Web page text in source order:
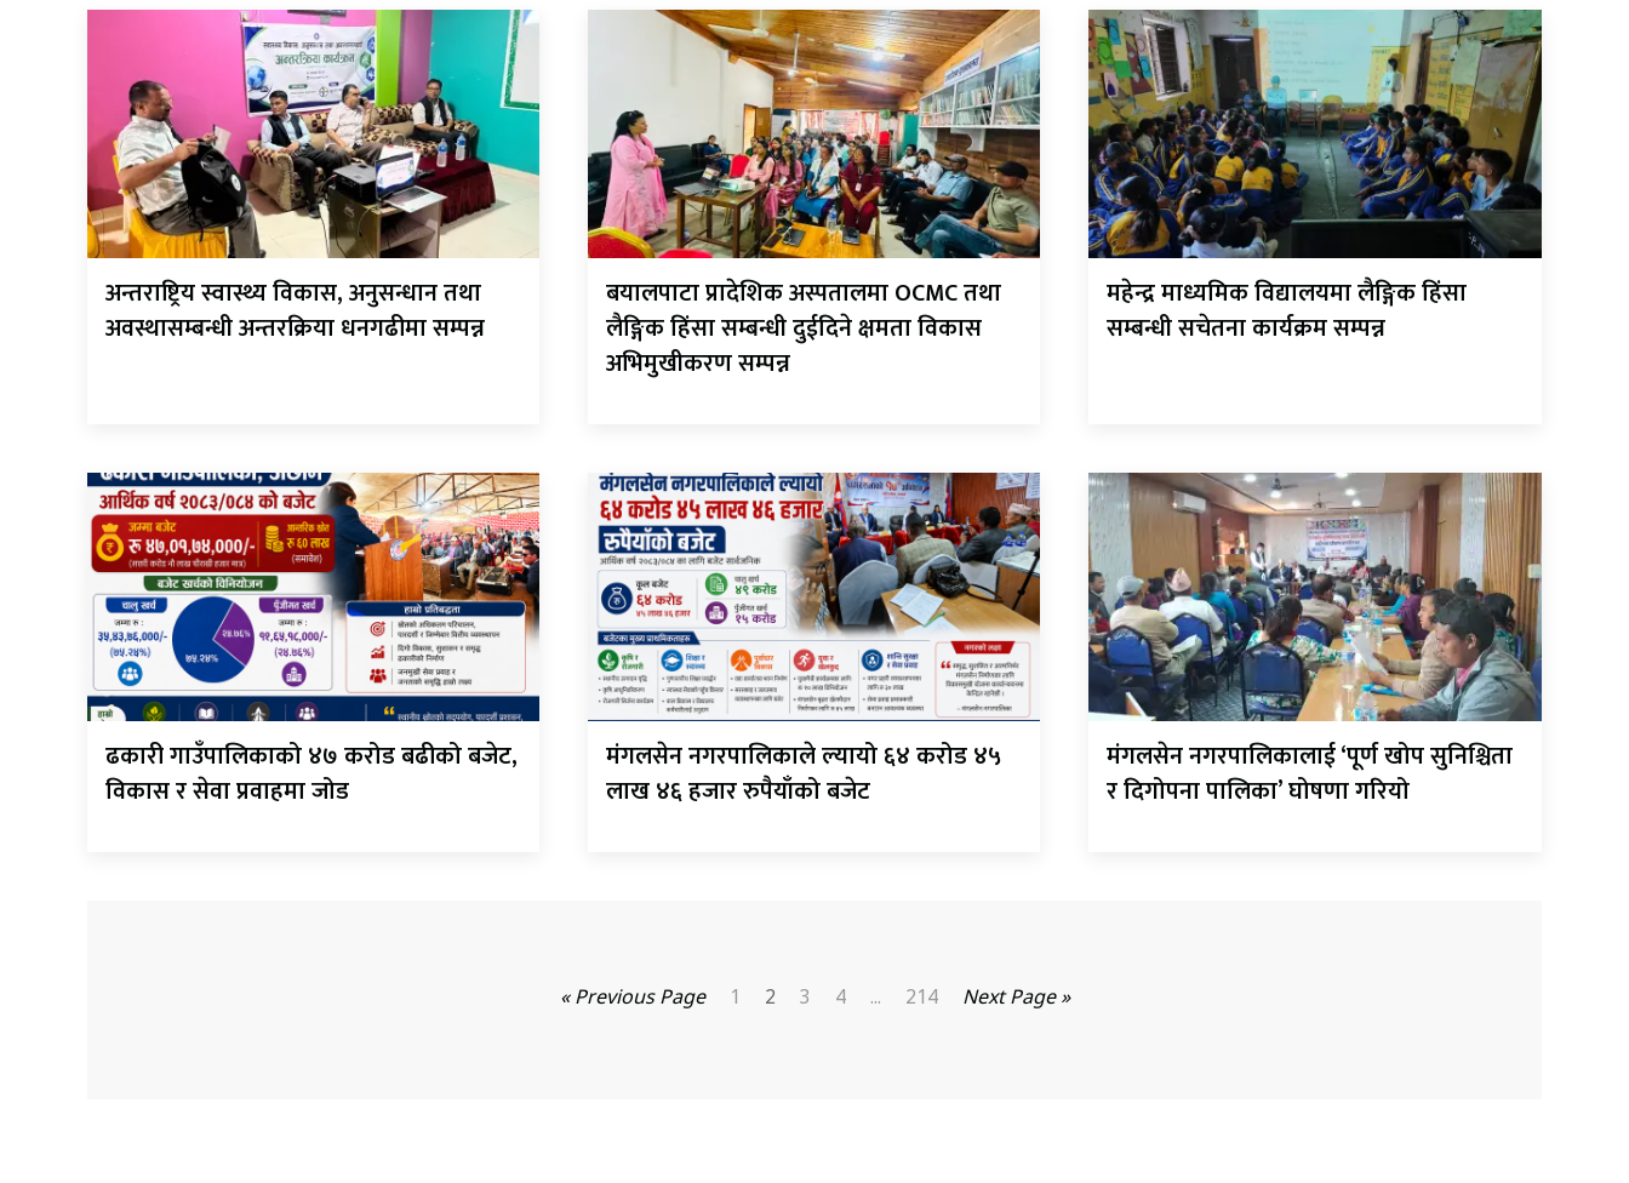
अन्तराष्ट्रिय स्वास्थ्य विकास, अनुसन्धान तथा
अवस्थासम्बन्धी अन्तरक्रिया धनगढीमा सम्पन्न
बयालपाटा प्रादेशिक अस्पतालमा OCMC तथा
लैङ्गिक हिंसा सम्बन्धी दुईदिने क्षमता विकास
अभिमुखीकरण सम्पन्न
महेन्द्र माध्यमिक विद्यालयमा लैङ्गिक हिंसा
सम्बन्धी सचेतना कार्यक्रम सम्पन्न
ढकारी गाउँपालिकाको ४७ करोड बढीको बजेट,
विकास र सेवा प्रवाहमा जोड
मंगलसेन नगरपालिकाले ल्यायो ६४ करोड ४५
लाख ४६ हजार रुपैयाँको बजेट
मंगलसेन नगरपालिकालाई ‘पूर्ण खोप सुनिश्चिता
र दिगोपना पालिका’ घोषणा गरियो
« Previous Page 1 2 3 4 ... 214 Next Page »